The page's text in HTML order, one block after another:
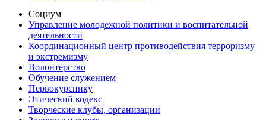
Социум
Управление молодежной политики и воспитательной
деятельности
Координационный центр противодействия терроризму
и экстремизму
Волонтерство
Обучение служением
Первокурснику
Этический кодекс
Творческие клубы, организации